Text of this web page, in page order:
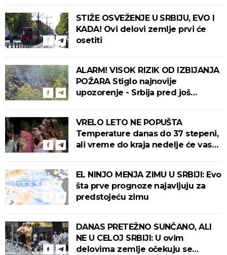
STIŽE OSVEŽENJE U SRBIJU, EVO I
KADA! Ovi delovi zemlje prvi će
osetiti
ALARM! VISOK RIZIK OD IZBIJANJA
POŽARA Stiglo najnovije
upozorenje - Srbija pred još
VRELO LETO NE POPUŠTA
Temperature danas do 37 stepeni,
ali vreme do kraja nedelje će vas
EL NINJO MENJA ZIMU U SRBIJI: Evo
šta prve prognoze najavljuju za
predstojeću zimu
DANAS PRETEŽNO SUNČANO, ALI
NE U CELOJ SRBIJI: U ovim
delovima zemlje očekuju se